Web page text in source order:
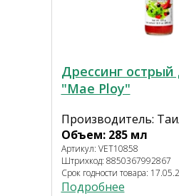
Дрессинг острый
"Mae Ploy"
Производитель:
Объем: 285 мл
Артикул: VET10858
Штрихкод: 8850367992867
Срок годности товара:
Подробнее